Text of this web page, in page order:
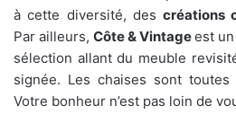
à cette diversité, des créations
Par ailleurs, Côte & Vintageest
sélection allant du meuble
signée. Les chaises sont toutes
Votre bonheur n’est pas loin de